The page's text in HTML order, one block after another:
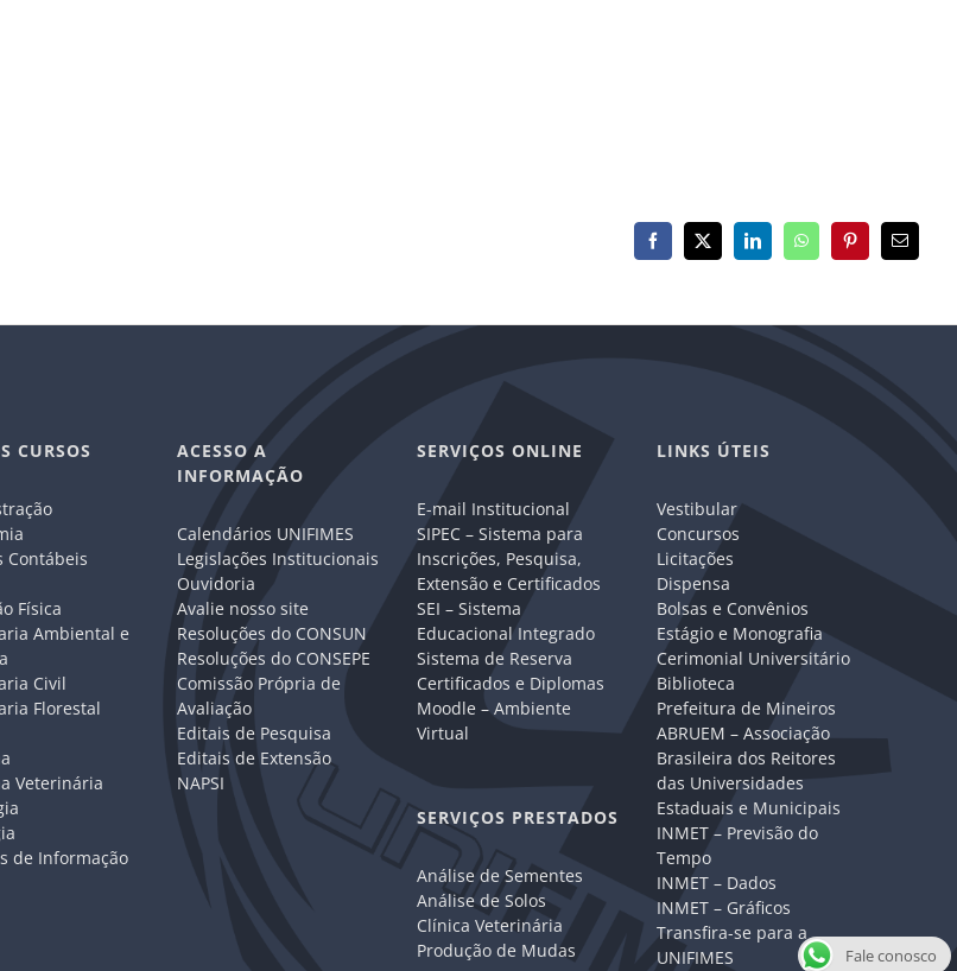
Facebook
X LinkedInWhatsAppPinterest
E-
mail
CURSOS
Contábeis
Física
Ambiental e
Civil
Florestal
Veterinária
de Informação
ACESSO A
INFORMAÇÃO
Calendários UNIFIMES
Legislações Institucionais
Ouvidoria
Avalie nosso site
Resoluções do CONSUN
Resoluções do CONSEPE
Comissão Própria de
Avaliação
Editais de Pesquisa
Editais de Extensão
NAPSI
SERVIÇOS ONLINE
E-mail Institucional
SIPEC – Sistema para
Inscrições, Pesquisa,
Extensão e Certificados
SEI – Sistema
Educacional Integrado
Sistema de Reserva
Certificados e Diplomas
Moodle – Ambiente
Virtual
SERVIÇOS PRESTADOS
Análise de Sementes
Análise de Solos
Clínica Veterinária
Produção de Mudas
LINKS ÚTEIS
Vestibular
Concursos
Licitações
Dispensa
Bolsas e Convênios
Estágio e Monografia
Cerimonial Universitário
Biblioteca
Prefeitura de Mineiros
ABRUEM – Associação
Brasileira dos Reitores
das Universidades
Estaduais e Municipais
INMET – Previsão do
Tempo
INMET – Dados
INMET – Gráficos
Transfira-se para a
UNIFIMES
Fale conosco